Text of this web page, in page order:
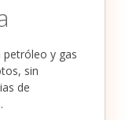
petróleo y gas
sin
de